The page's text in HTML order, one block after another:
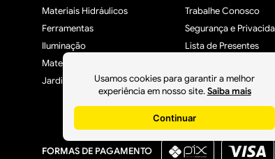
Usamos cookies para garantir a melhor
experiência em nosso site. Saiba mais
Continuar
Materiais Hidráulicos
Ferramentas
Iluminação
Materiais Elétricos
Jardim, Varanda e Lazer
Trabalhe Conosco
Segurança e
Lista de Presentes
FORMAS DE PAGAMENTO